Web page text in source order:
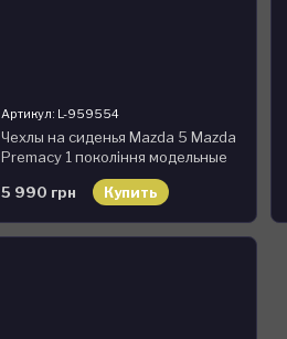
Артикул: L-959554
Чехлы на сиденья Mazda 5 Mazda
Premacy 1 покоління модельные
MAX-L, экокожа
5 990 грн
Купить